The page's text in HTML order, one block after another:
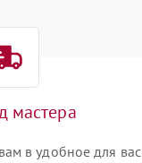
мастера
в удобное для вас